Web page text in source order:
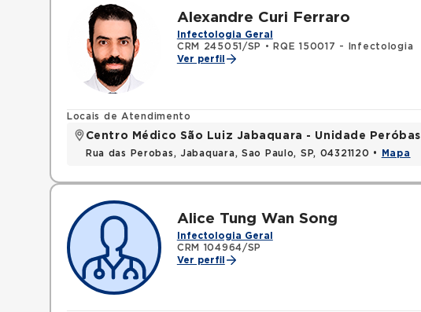
Alexandre Curi Ferraro
Infectologia Geral
CRM 245051/SP
•
RQE 150017 - Infectologia
Ver perfil
Locais de Atendimento
Centro Médico São Luiz Jabaquara - Unidade Peróbas
Rua das Perobas, Jabaquara, Sao Paulo, SP, 04321120 • Mapa
Alice Tung Wan Song
Infectologia Geral
CRM 104964/SP
Ver perfil